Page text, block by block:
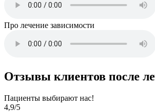
Про лечение зависимости
Отзывы клиентов после
Пациенты выбирают нас!
4,9/5